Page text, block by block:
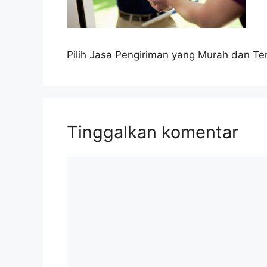
Pilih Jasa Pengiriman yang Murah dan
Tinggalkan komentar